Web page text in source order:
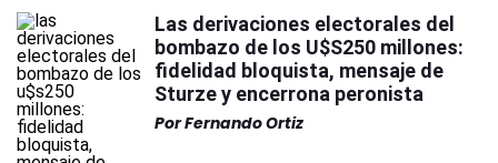
Las derivaciones electorales del
bombazo de los U$S250 millones:
fidelidad bloquista, mensaje de
Sturze y encerrona peronista
PorFernando Ortiz